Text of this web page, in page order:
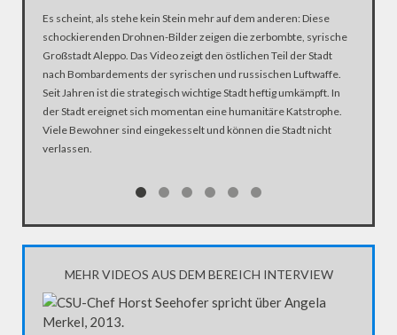
Es scheint, als stehe kein Stein mehr auf dem anderen: Diese
schockierenden Drohnen-Bilder zeigen die zerbombte, syrische
Großstadt Aleppo. Das Video zeigt den östlichen Teil der Stadt
nach Bombardements der syrischen und russischen Luftwaffe.
Seit Jahren ist die strategisch wichtige Stadt heftig umkämpft. In
der Stadt ereignet sich momentan eine humanitäre Katstrophe.
Viele Bewohner sind eingekesselt und können die Stadt nicht
verlassen.
MEHR VIDEOS AUS DEM BEREICH INTERVIEW